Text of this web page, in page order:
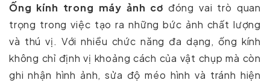
Ống kính trong máy ảnh cơ đóng vai trò quan
trọng trong việc tạo ra những bức ảnh chất lượng
và thú vị. Với nhiều chức năng đa dạng, ống kính
không chỉ định vị khoảng cách của vật chụp mà còn
ghi nhận hình ảnh, sửa độ méo hình và tránh hiện